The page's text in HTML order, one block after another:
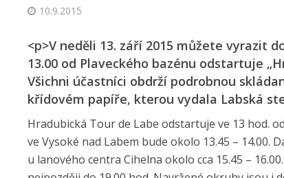
10.9.2015
<p>V neděli 13. září 2015 můžete vyrazit
13.00 od Plaveckého bazénu odstartuje
Všichni účastníci obdrží podrobnou
křídovém papíře, kterou vydala Labská
Hradubická Tour de Labe odstartuje ve 13 hod.
ve Vysoké nad Labem bude okolo 13.45 – 14.00.
u lanového centra Cihelna okolo cca 15.45 –